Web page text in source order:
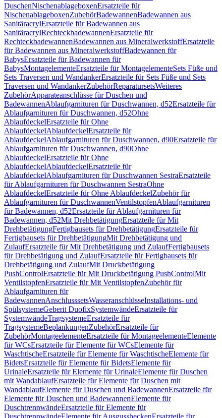
DuschenNischenablageboxenErsatzteile für
NischenablageboxenZubehörBadewannenBadewannen aus
SanitäracrylErsatzteile für Badewannen aus
SanitäracrylRechteckbadewannenErsatzteile für
RechteckbadewannenBadewannen aus MineralwerkstoffErsatzteile
für Badewannen aus MineralwerkstoffBadewannen für
BabysErsatzteile für Badewannen für
BabysMontagelementeErsatzteile für MontagelementeSets Füße und
Sets Traversen und WandankerErsatzteile für Sets Füße und Sets
Traversen und WandankerZubehörReparatursetsWeiteres
ZubehörApparateanschlüsse für Duschen und
BadewannenAblaufgarnituren für Duschwannen, d52Ersatzteile für
Ablaufgarnituren für Duschwannen, d52Ohne
AblaufdeckelErsatzteile für Ohne
AblaufdeckelAblaufdeckelErsatzteile für
AblaufdeckelAblaufgarnituren für Duschwannen, d90Ersatzteile für
Ablaufgarnituren für Duschwannen, d90Ohne
AblaufdeckelErsatzteile für Ohne
AblaufdeckelAblaufdeckelErsatzteile für
AblaufdeckelAblaufgarnituren für Duschwannen SestraErsatzteile
für Ablaufgarnituren für Duschwannen SestraOhne
AblaufdeckelErsatzteile für Ohne AblaufdeckelZubehör für
Ablaufgarnituren für DuschwannenVentilstopfenAblaufgarnituren
für Badewannen, d52Ersatzteile für Ablaufgarnituren für
Badewannen, d52Mit DrehbetätigungErsatzteile für Mit
DrehbetätigungFertigbausets für DrehbetätigungErsatzteile für
Fertigbausets für DrehbetätigungMit Drehbetätigung und
ZulaufErsatzteile für Mit Drehbetätigung und ZulaufFertigbausets
für Drehbetätigung und ZulaufErsatzteile für Fertigbausets für
Drehbetätigung und ZulaufMit Druckbetätigung
PushControlErsatzteile für Mit Druckbetätigung PushControlMit
VentilstopfenErsatzteile für Mit VentilstopfenZubehör für
Ablaufgarnituren für
BadewannenAnschlusssetsWasseranschlüsseInstallations- und
SpülsystemeGeberit DuofixSystemwändeErsatzteile für
SystemwändeTragsystemeErsatzteile für
TragsystemeBeplankungenZubehörErsatzteile für
ZubehörMontageelementeErsatzteile für MontageelementeElemente
für WCsErsatzteile für Elemente für WCsElemente für
WaschtischeErsatzteile für Elemente für WaschtischeElemente für
BidetsErsatzteile für Elemente für BidetsElemente für
UrinaleErsatzteile für Elemente für UrinaleElemente für Duschen
mit WandablaufErsatzteile für Elemente für Duschen mit
WandablaufElemente für Duschen und BadewannenErsatzteile für
Elemente für Duschen und BadewannenElemente für
DuschtrennwändeErsatzteile für Elemente für
DuschtrennwändeElemente für AusgussbeckenErsatzteile für